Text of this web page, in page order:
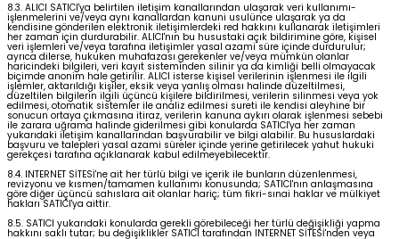
8.3. ALICI SATICI'ya belirtilen iletişim kanallarından ulaşarak veri kullanımı-
işlenmelerini ve/veya aynı kanallardan kanuni usulünce ulaşarak ya da
kendisine gönderilen elektronik iletişimlerdeki red hakkını kullanarak iletişimleri
her zaman için durdurabilir. ALICI'nın bu husustaki açık bildirimine göre, kişisel
veri işlemleri ve/veya tarafına iletişimler yasal azami süre içinde durdurulur;
ayrıca dilerse, hukuken muhafazası gerekenler ve/veya mümkün olanlar
haricindeki bilgileri, veri kayıt sisteminden silinir ya da kimliği belli olmayacak
biçimde anonim hale getirilir. ALICI isterse kişisel verilerinin işlenmesi ile ilgili
işlemler, aktarıldığı kişiler, eksik veya yanlış olması halinde düzeltilmesi,
düzeltilen bilgilerin ilgili üçüncü kişilere bildirilmesi, verilerin silinmesi veya yok
edilmesi, otomatik sistemler ile analiz edilmesi sureti ile kendisi aleyhine bir
sonucun ortaya çıkmasına itiraz, verilerin kanuna aykırı olarak işlenmesi sebebi
ile zarara uğrama halinde giderilmesi gibi konularda SATICI'ya her zaman
yukarıdaki iletişim kanallarından başvurabilir ve bilgi alabilir. Bu hususlardaki
başvuru ve talepleri yasal azami süreler içinde yerine getirilecek yahut hukuki
gerekçesi tarafına açıklanarak kabul edilmeyebilecektir.
8.4. INTERNET SİTESİ'ne ait her türlü bilgi ve içerik ile bunların düzenlenmesi,
revizyonu ve kısmen/tamamen kullanımı konusunda; SATICI'nın anlaşmasına
göre diğer üçüncü sahıslara ait olanlar hariç; tüm fikri-sınai haklar ve mülkiyet
hakları SATICI'ya aittir.
8.5. SATICI yukarıdaki konularda gerekli görebileceği her türlü değişikliği yapma
hakkını saklı tutar; bu değişiklikler SATICI tarafından INTERNET SİTESİ'nden veya